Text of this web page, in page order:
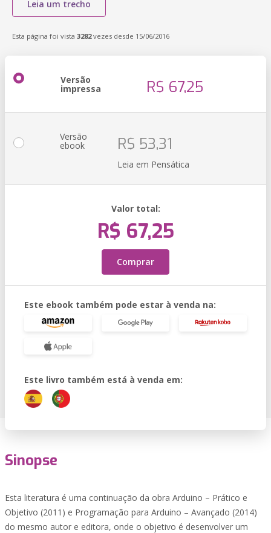
Leia um trecho
Esta página foi vista 3282vezes desde 15/06/2016
Versão
impressa R$ 67,25
Versão
ebook R$ 53,31
Leia em Pensática
Valor total:
R$ 67,25
Comprar
Este ebook também pode estar à venda na:
Este livro também está à venda em:
Sinopse
Esta literatura é uma continuação da obra Arduino – Prático e
Objetivo (2011) e Programação para Arduino – Avançado (2014)
do mesmo autor e editora, onde o objetivo é desenvolver um